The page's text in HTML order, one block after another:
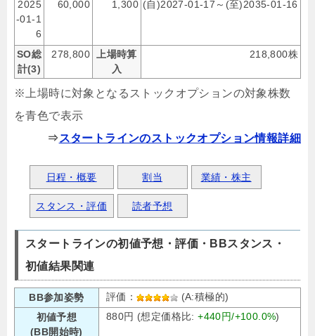
2025
-01-1
6
60,000 1,300 (自)2027-01-17～(至)2035-01-16
SO総
計(3)
278,800 上場時算
入
218,800株
※上場時に対象となるストックオプションの対象株数
を青色で表示
⇒ スタートラインのストックオプション情報詳細
日程・概要 割当 業績・株主
スタンス・評価 読者予想
スタートラインの初値予想・評価・BBスタンス・
初値結果関連
BB参加姿勢 評価：
(A:積極的)
初値予想
(BB開始時)
880円 (想定価格比:+440円/+100.0%)